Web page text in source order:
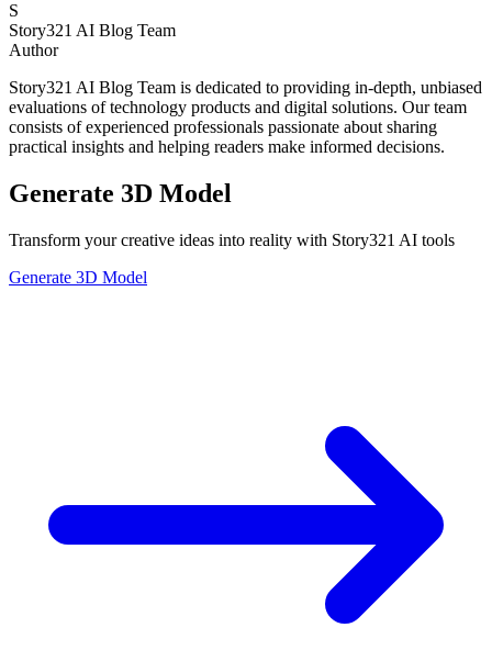
S
Story321 AI Blog Team
Author
Story321 AI Blog Team is dedicated to providing in-depth, unbiased
evaluations of technology products and digital solutions. Our team
consists of experienced professionals passionate about sharing
practical insights and helping readers make informed decisions.
Generate 3D Model
Transform your creative ideas into reality with Story321 AI tools
Generate 3D Model